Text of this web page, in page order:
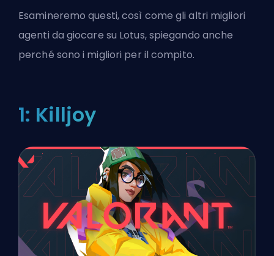
Esamineremo questi, così come gli altri migliori
agenti da giocare su Lotus, spiegando anche
perché sono i migliori per il compito.
1: Killjoy